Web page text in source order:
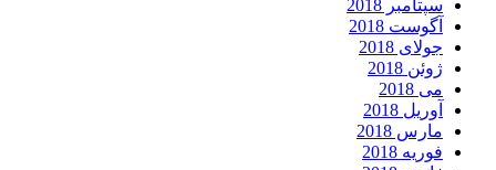
سپتامبر 2018
آگوست 2018
جولای 2018
ژوئن 2018
می 2018
آوریل 2018
مارس 2018
فوریه 2018